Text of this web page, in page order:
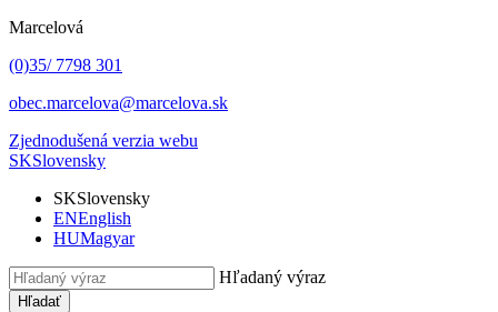
Marcelová
(0)35/ 7798 301
obec.marcelova@marcelova.sk
Zjednodušená verzia webu
SKSlovensky
SKSlovensky
ENEnglish
HUMagyar
Hľadaný výraz
Hľadať